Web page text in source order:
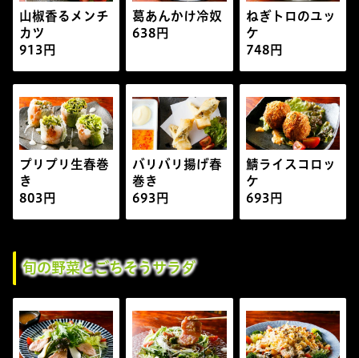
山椒香るメンチ
カツ
913円
葛あんかけ冷奴
638円
ねぎトロのユッ
ケ
748円
プリプリ生春巻
き
803円
バリバリ揚げ春
巻き
693円
鯖ライスコロッ
ケ
693円
旬の野菜とごちそうサラダ